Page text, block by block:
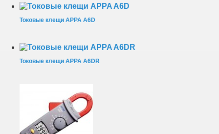
Токовые клещи APPA A6D
Токовые клещи APPA A6DR